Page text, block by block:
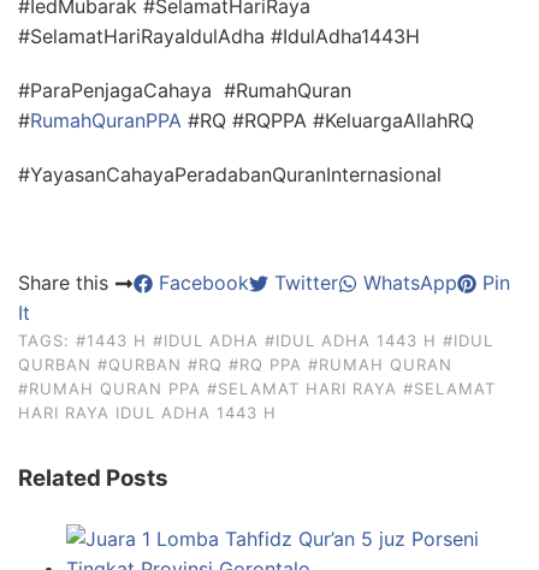
#IedMubarak #SelamatHariRaya
#SelamatHariRayaIdulAdha #IdulAdha1443H
#ParaPenjagaCahaya #RumahQuran
#RumahQuranPPA #RQ #RQPPA #KeluargaAllahRQ
#YayasanCahayaPeradabanQuranInternasional
Share this Facebook Twitter WhatsApp
Pin
It
TAGS: #1443 H #IDUL ADHA #IDUL ADHA 1443 H #IDUL
QURBAN #QURBAN #RQ #RQ PPA #RUMAH QURAN
#RUMAH QURAN PPA #SELAMAT HARI RAYA #SELAMAT
HARI RAYA IDUL ADHA 1443 H
Related Posts